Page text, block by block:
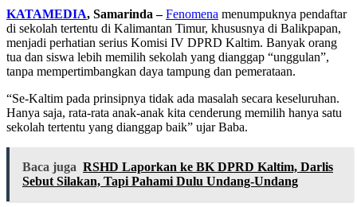
KATAMEDIA, Samarinda –Fenomena menumpuknya pendaftar
di sekolah tertentu di Kalimantan Timur, khususnya di Balikpapan,
menjadi perhatian serius Komisi IV DPRD Kaltim. Banyak orang
tua dan siswa lebih memilih sekolah yang dianggap “unggulan”,
tanpa mempertimbangkan daya tampung dan pemerataan.
“Se-Kaltim pada prinsipnya tidak ada masalah secara keseluruhan.
Hanya saja, rata-rata anak-anak kita cenderung memilih hanya satu
sekolah tertentu yang dianggap baik” ujar Baba.
Baca juga RSHD Laporkan ke BK DPRD Kaltim, Darlis
Sebut Silakan, Tapi Pahami Dulu Undang-Undang